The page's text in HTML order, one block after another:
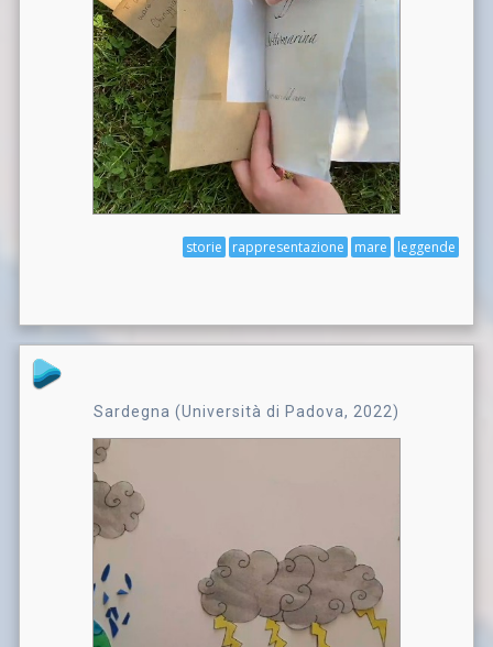
leggende
mare
rappresentazione
storie
Sardegna (Università di Padova, 2022)